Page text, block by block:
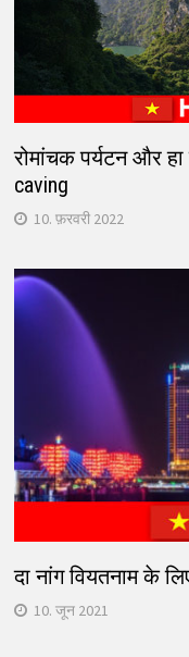
रोमांचक पर्यटन और
caving
10. फ़रवरी 2022
दा नांग वियतनाम के
10. जून 2021